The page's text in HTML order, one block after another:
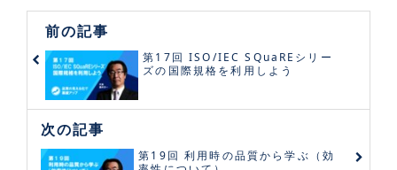
前の記事
第17回 ISO/IEC SQuaREシリー
ズの国際規格を利用しよう
次の記事
第19回 利用時の品質から学ぶ（効